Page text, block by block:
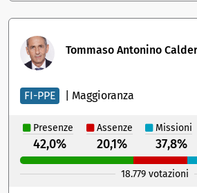
Tommaso Antonino
FI-PPE Maggioranza
Presenze Assenze Missioni
42,0% 20,1% 37,8%
18.779 votazioni